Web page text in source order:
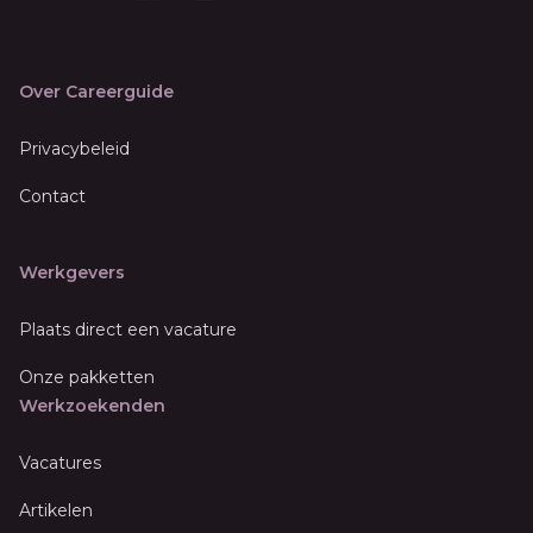
Over Careerguide
Privacybeleid
Contact
Werkgevers
Plaats direct een vacature
Onze pakketten
Werkzoekenden
Vacatures
Artikelen